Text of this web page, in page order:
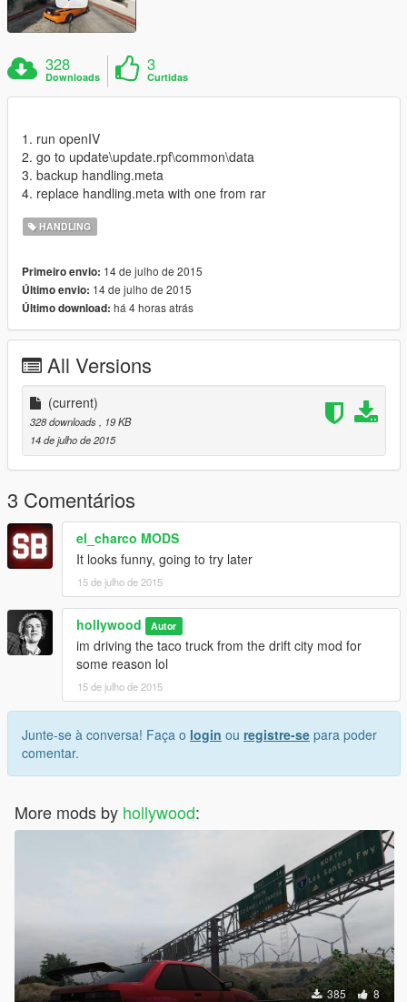
328
Downloads
3
Curtidas
1. run openIV
2. go to update\update.rpf\common\data
3. backup handling.meta
4. replace handling.meta with one from rar
HANDLING
Primeiro envio: 14 de julho de 2015
Último envio: 14 de julho de 2015
Último download: há 4 horas atrás
All Versions
(current)
328 downloads
, 19 KB
14 de julho de 2015
3 Comentários
el_charco MODS
It looks funny, going to try later
15 de julho de 2015
hollywood Autor
im driving the taco truck from the drift city mod for
some reason lol
15 de julho de 2015
Junte-se à conversa! Faça o login ou registre-se para poder
comentar.
More mods by hollywood:
385 8